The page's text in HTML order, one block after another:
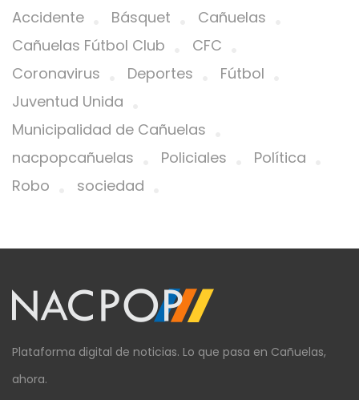
Accidente Básquet
Cañuelas
Cañuelas Fútbol Club
CFC
Coronavirus
Deportes
Fútbol
Juventud Unida
Municipalidad de Cañuelas
nacpopcañuelas
Policiales
Política
Robo
sociedad
Plataforma digital de noticias. Lo que pasa en Cañuelas,
ahora.